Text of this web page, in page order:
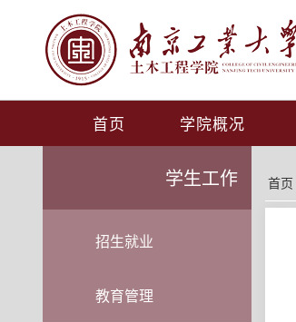
首页 学院概况
学生工作
招生就业
教育管理
首页